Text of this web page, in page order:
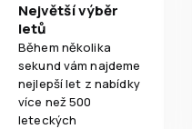
Největší výběr
letů
Během několika
sekund vám najdeme
nejlepší let z nabídky
více než 500
leteckých